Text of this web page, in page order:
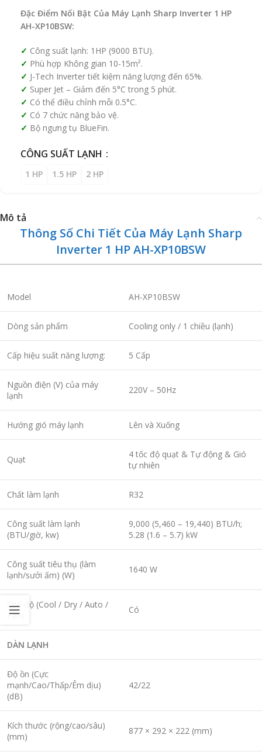
Đặc Điểm Nổi Bật Của Máy Lạnh Sharp Inverter 1 HP
AH-XP10BSW:
Công suất lạnh: 1HP (9000 BTU).
Phù hợp Không gian 10-15m².
J-Tech Inverter tiết kiệm năng lượng đến 65%.
Super Jet – Giảm đến 5°C trong 5 phút.
Có thể điều chỉnh mỗi 0.5°C.
Có 7 chức năng bảo vệ.
Bộ ngưng tụ BlueFin.
CÔNG SUẤT LẠNH
1 HP 1.5 HP 2 HP
Mô tả
Thông Số Chi Tiết Của Máy Lạnh Sharp
Inverter 1 HP AH-XP10BSW
Model AH-XP10BSW
Dòng sản phẩm Cooling only / 1 chiều (lạnh)
Cấp hiệu suất năng lượng: 5 Cấp
Nguồn điện (V) của máy
lạnh
220V – 50Hz
Hướng gió máy lạnh Lên và Xuống
Quạt
4 tốc độ quạt & Tự động & Gió
tự nhiên
Chất làm lạnh R32
Công suất làm lạnh
(BTU/giờ, kw)
9,000 (5,460 – 19,440) BTU/h;
5.28 (1.6 – 5.7) kW
Công suất tiêu thụ (làm
lạnh/sưởi ấm) (W)
1640 W
Chế độ (Cool / Dry / Auto /
Fan)
Có
DÀN LẠNH
Độ ồn (Cực
mạnh/Cao/Thấp/Êm dịu)
(dB)
42/22
Kích thước (rộng/cao/sâu)
(mm)
877 × 292 × 222 (mm)